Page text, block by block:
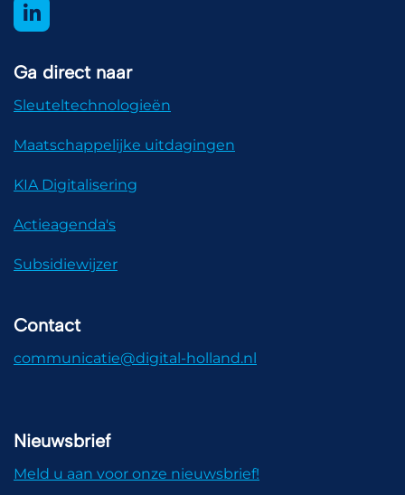
Ga direct naar
Sleuteltechnologieën
Maatschappelijke uitdagingen
KIA Digitalisering
Actieagenda's
Subsidiewijzer
Contact
communicatie@digital-holland.nl
Nieuwsbrief
Meld u aan voor onze nieuwsbrief!